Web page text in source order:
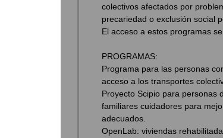
colectivos afectados por
precariedad o exclusión social
El acceso a estos programas
PROGRAMAS:
Programa para las personas
acceso a los transportes
Proyecto Scipio para personas
familiares cuidadores para
adecuados.
OpenLab: viviendas